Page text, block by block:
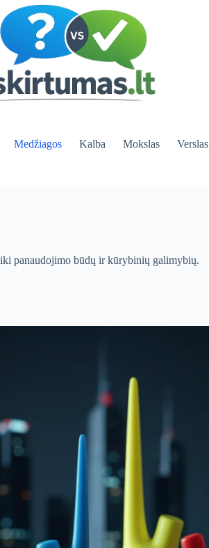
Medžiagos Kalba Mokslas Verslas
panaudojimo būdų ir kūrybinių galimybių.